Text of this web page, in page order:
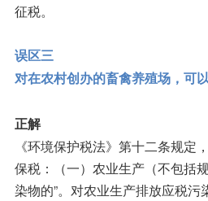
征税。
误区三
对在农村创办的畜禽养殖场，可
正解
《环境保护税法》第十二条规定
保税：（一）农业生产（不包括
染物的”。对农业生产排放应税